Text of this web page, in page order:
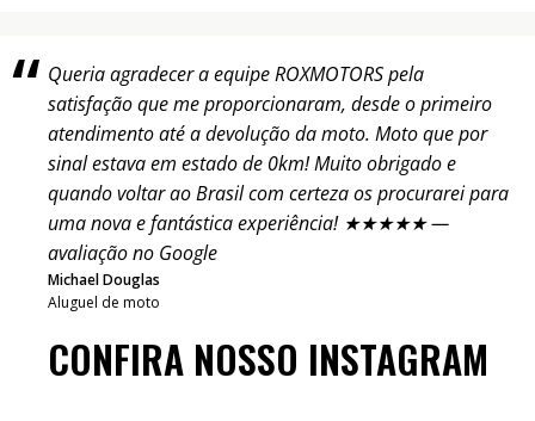
Queria agradecer a equipe ROXMOTORS pela
satisfação que me proporcionaram, desde o primeiro
atendimento até a devolução da moto. Moto que por
sinal estava em estado de 0km! Muito obrigado e
quando voltar ao Brasil com certeza os procurarei para
uma nova e fantástica experiência! ★★★★★ —
avaliação no Google
Michael Douglas
Aluguel de moto
CONFIRA NOSSO INSTAGRAM